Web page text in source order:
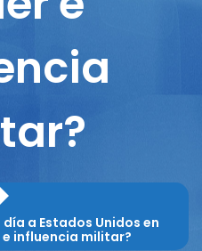
a Estados Unidos en
influencia militar?